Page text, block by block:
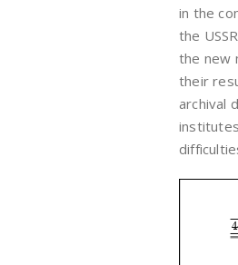
in the
the
the new
their
archival